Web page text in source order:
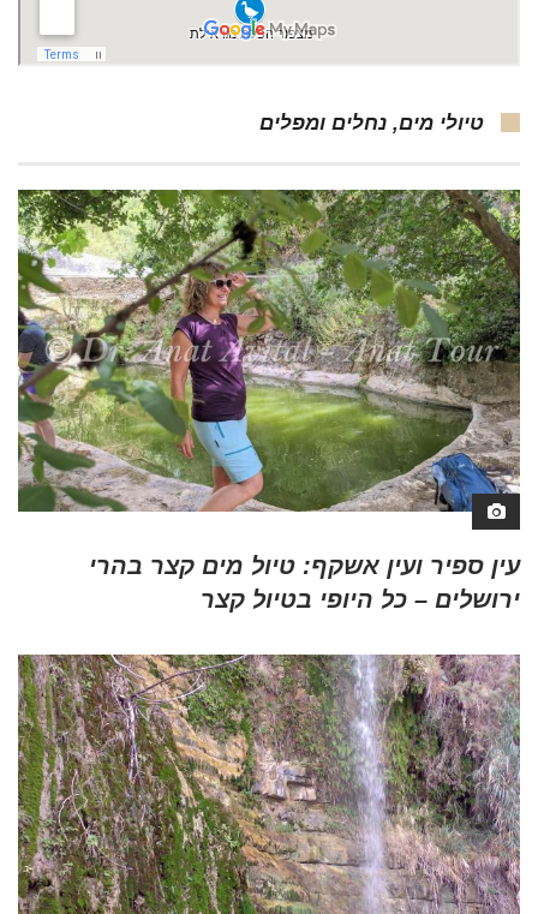
טיולי מים, נחלים ומפלים
עין ספיר ועין אשקף: טיול מים קצר בהרי
ירושלים – כל היופי בטיול קצר